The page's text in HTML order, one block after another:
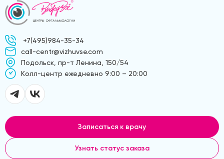
+7(495)984-35-34
call-centr@vizhuvse.com
Подольск, пр-т Ленина, 150/54
Kолл-центр ежедневно 9:00 – 20:00
Записаться к врачу
Узнать статус заказа